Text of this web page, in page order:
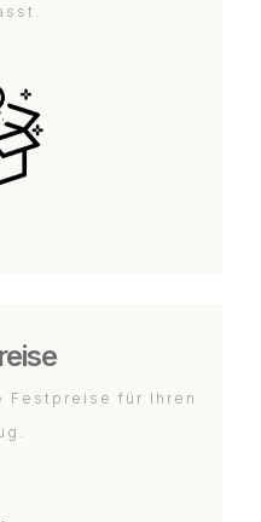
Festpreise für Ihren